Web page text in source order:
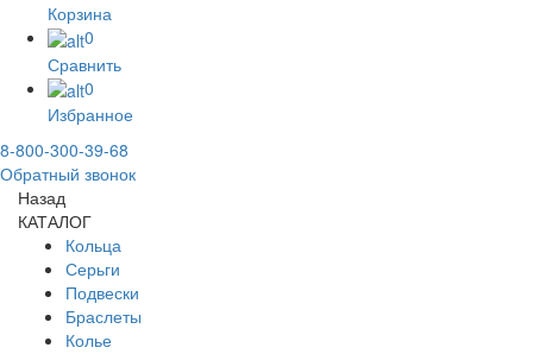
Корзина
0
Сравнить
0
Избранное
8-800-300-39-68
Обратный звонок
Назад
КАТАЛОГ
Кольца
Серьги
Подвески
Браслеты
Колье